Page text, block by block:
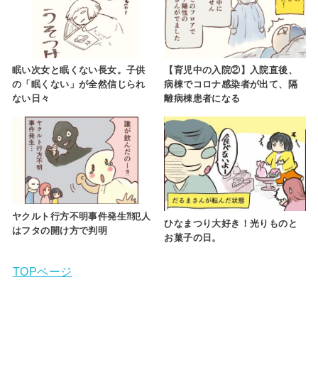
眠い次女と眠くない長女。子供
の「眠くない」が全然信じられ
ない日々
【育児中の入院②】入院直後、
病棟でコロナ感染者が出て、隔
離病棟患者になる
ヤクルト行方不明事件発生⁈犯人
はフタの開け方で判明
ひなまつり大好き！光りものと
お菓子の日。
TOPページ